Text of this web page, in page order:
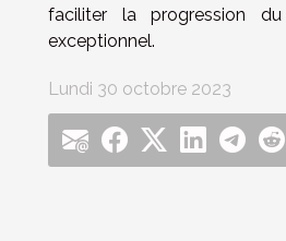
faciliter la progression
exceptionnel.
Lundi 30 octobre 2023